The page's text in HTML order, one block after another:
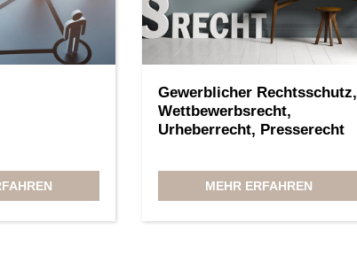
Gewerblicher Rechtsschutz,
Wettbewerbsrecht,
Urheberrecht, Presserecht
MEHR ERFAHREN